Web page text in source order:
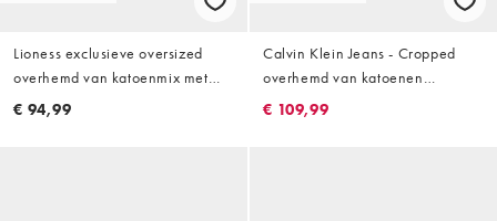
Lioness exclusieve oversized
overhemd van katoenmix met
schoudervulling en strik in beige
€ 94,99
Calvin Klein Jeans - Cropped
overhemd van katoenen
popeline in rood gestreept
€ 109,99